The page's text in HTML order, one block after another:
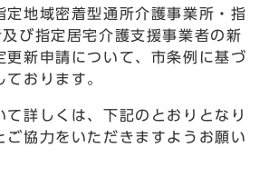
定地域密着型通所介護事業所・指
び指定居宅介護支援事業者の新
更新申請について、市条例に基づ
おります。
詳しくは、下記のとおりとなり
ご協力をいただきますようお願い